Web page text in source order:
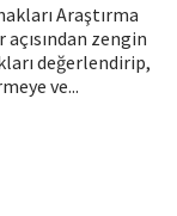
Araştırma
zengin
değerlendirip,
ve...